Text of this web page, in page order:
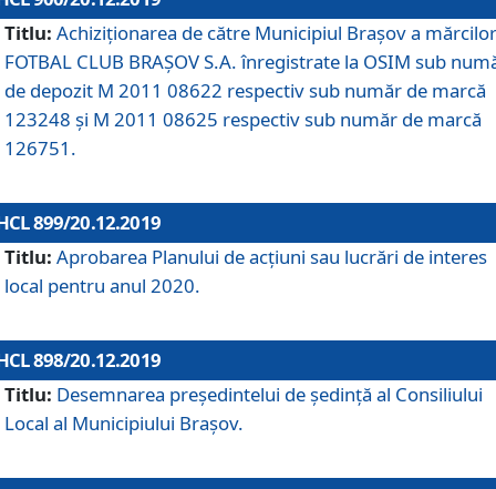
Titlu: Achiziționarea de către Municipiul Brașov a mărcilor
FOTBAL CLUB BRAȘOV S.A. înregistrate la OSIM sub
de depozit M 2011 08622 respectiv sub număr de marcă
123248 și M 2011 08625 respectiv sub număr de marcă
126751.
899/20.12.2019
Titlu: Aprobarea Planului de acţiuni sau lucrări de interes
local pentru anul 2020.
898/20.12.2019
Titlu: Desemnarea preşedintelui de şedinţă al Consiliului
Local al Municipiului Braşov.